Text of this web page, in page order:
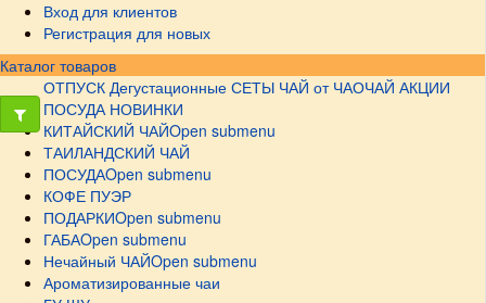
Вход для клиентов
Регистрация для новых
Каталог товаров
ОТПУСК Дегустационные СЕТЫ ЧАЙ от ЧАОЧАЙ АКЦИИ
ПОСУДА НОВИНКИ
КИТАЙСКИЙ ЧАЙOpen submenu
ТАИЛАНДСКИЙ ЧАЙ
ПОСУДАOpen submenu
КОФЕ ПУЭР
ПОДАРКИOpen submenu
ГАБАOpen submenu
Нечайный ЧАЙOpen submenu
Ароматизированные чаи